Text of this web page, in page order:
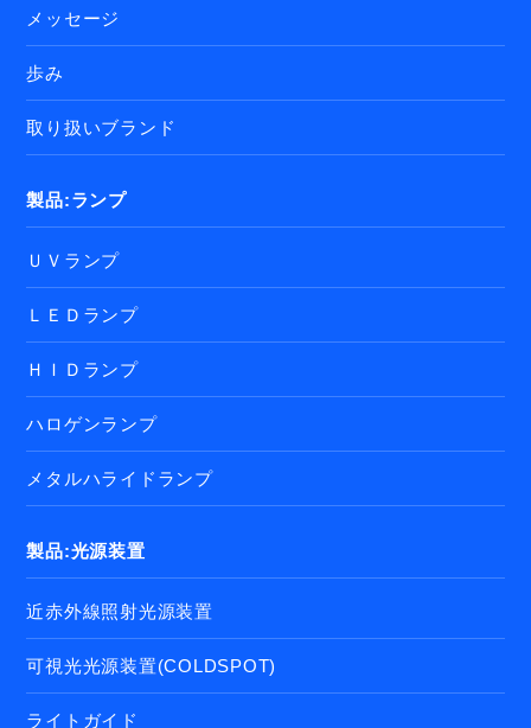
メッセージ
歩み
取り扱いブランド
製品:ランプ
ＵＶランプ
ＬＥＤランプ
ＨＩＤランプ
ハロゲンランプ
メタルハライドランプ
製品:光源装置
近赤外線照射光源装置
可視光光源装置(COLDSPOT)
ライトガイド